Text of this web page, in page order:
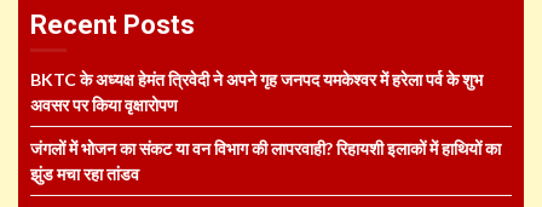
Recent Posts
BKTC के अध्यक्ष हेमंत त्रिवेदी ने अपने गृह जनपद यमकेश्वर में हरेला पर्व के शुभ
अवसर पर किया वृक्षारोपण
जंगलों में भोजन का संकट या वन विभाग की लापरवाही? रिहायशी इलाकों में हाथियों का
झुंड मचा रहा तांडव